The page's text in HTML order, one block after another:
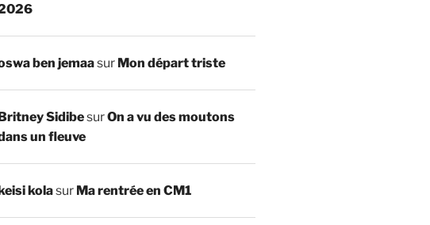
ben jemaasur Mon départ triste
SidibesurOn a vu des moutons
un fleuve
kolasur Ma rentrée en CM1